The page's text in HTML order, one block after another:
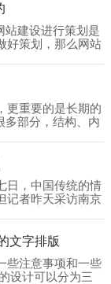
站建设进行策划是
好策划，那么网站
更重要的是长期的
多部分，结构、内
日，中国传统的情
记者昨天采访南京
文字排版
些注意事项和一些
设计可以分为三